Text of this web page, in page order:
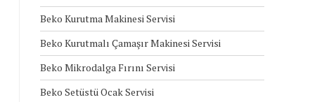
Beko Kurutma Makinesi Servisi
Beko Kurutmalı Çamaşır Makinesi Servisi
Beko Mikrodalga Fırını Servisi
Beko Setüstü Ocak Servisi